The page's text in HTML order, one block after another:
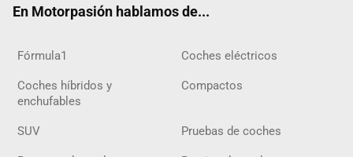
En Motorpasión hablamos de...
Fórmula1 Coches eléctricos
Coches híbridos y
enchufables
Compactos
SUV Pruebas de coches